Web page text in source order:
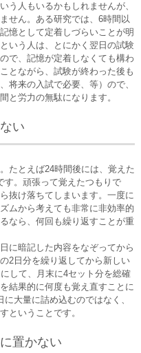
人もいるかもしれませんが、
せん。ある研究では、6時間以
憶として定着しづらいことが明
いう人は、とにかく翌日の試験
で、記憶が定着しなくても構わ
とながら、試験が終わった後も
将来の入試で必要、等）ので、
と労力の無駄になります。
い
たとえば24時間後には、覚えた
す。頑張って覚えたつもりで
抜け落ちてしまいます。一度に
ムから考えても非常に非効率的
なら、何回も繰り返すことが重
に暗記した内容をなぞってから
2日分を繰り返してから新しい
して、月末に4セット分を総確
結果的に何度も覚え直すことに
大量に詰め込むのではなく、
ということです。
置かない